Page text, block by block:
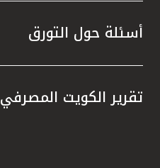
أسئلة حول التورق
تقرير الكويت المصرفي